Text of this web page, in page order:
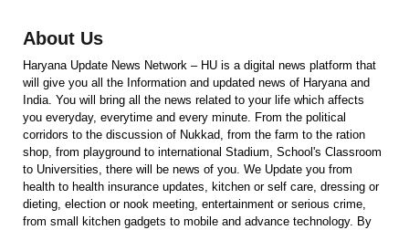
About Us
Haryana Update News Network – HU is a digital news platform that
will give you all the Information and updated news of Haryana and
India. You will bring all the news related to your life which affects
you everyday, everytime and every minute. From the political
corridors to the discussion of Nukkad, from the farm to the ration
shop, from playground to international Stadium, School's Classroom
to Universities, there will be news of you. We Update you from
health to health insurance updates, kitchen or self care, dressing or
dieting, election or nook meeting, entertainment or serious crime,
from small kitchen gadgets to mobile and advance technology. By